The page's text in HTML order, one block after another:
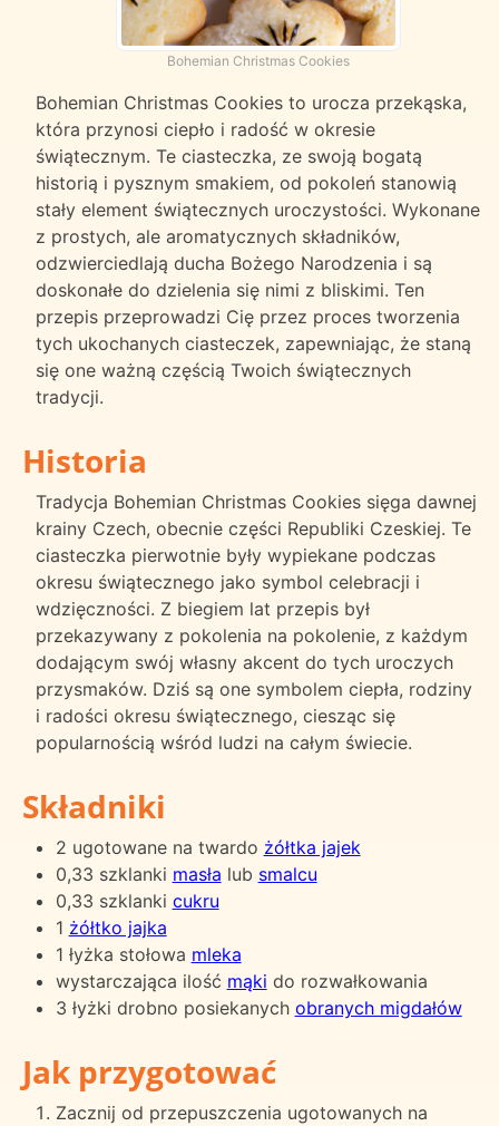
Bohemian Christmas Cookies
Bohemian Christmas Cookies to urocza przekąska,
która przynosi ciepło i radość w okresie
świątecznym. Te ciasteczka, ze swoją bogatą
historią i pysznym smakiem, od pokoleń stanowią
stały element świątecznych uroczystości. Wykonane
z prostych, ale aromatycznych składników,
odzwierciedlają ducha Bożego Narodzenia i są
doskonałe do dzielenia się nimi z bliskimi. Ten
przepis przeprowadzi Cię przez proces tworzenia
tych ukochanych ciasteczek, zapewniając, że staną
się one ważną częścią Twoich świątecznych
tradycji.
Historia
Tradycja Bohemian Christmas Cookies sięga dawnej
krainy Czech, obecnie części Republiki Czeskiej. Te
ciasteczka pierwotnie były wypiekane podczas
okresu świątecznego jako symbol celebracji i
wdzięczności. Z biegiem lat przepis był
przekazywany z pokolenia na pokolenie, z każdym
dodającym swój własny akcent do tych uroczych
przysmaków. Dziś są one symbolem ciepła, rodziny
i radości okresu świątecznego, ciesząc się
popularnością wśród ludzi na całym świecie.
Składniki
2 ugotowane na twardo żółtka jajek
0,33 szklanki masła lub smalcu
0,33 szklanki cukru
1 żółtko jajka
1 łyżka stołowa mleka
wystarczająca ilość mąki do rozwałkowania
3 łyżki drobno posiekanych obranych migdałów
Jak przygotować
Zacznij od przepuszczenia ugotowanych na